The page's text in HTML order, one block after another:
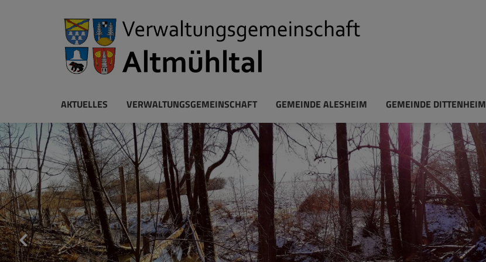
AKTUELLES VERWALTUNGSGEMEINSCHAFT GEMEINDE ALESHEIM GEMEINDE DITTENHEIM